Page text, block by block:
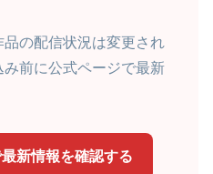
の配信状況は変更され
前に公式ページで最新
新情報を確認する